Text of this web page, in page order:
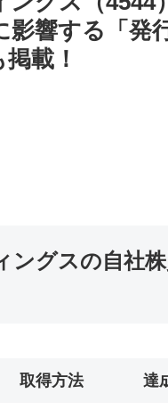
響する「発
載！
ングスの自社
取得方法 達